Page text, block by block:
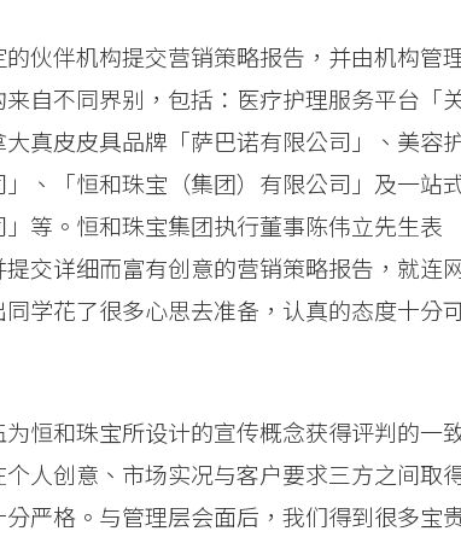
伙伴机构提交营销策略报告，并由机构管
自不同界别，包括：医疗护理服务平台「
真皮皮具品牌「萨巴诺有限公司」、美容
、「恒和珠宝（集团）有限公司」及一站
等。恒和珠宝集团执行董事陈伟立先生表
交详细而富有创意的营销策略报告，就连
学花了很多心思去准备，认真的态度十分
恒和珠宝所设计的宣传概念获得评判的一
人创意、市场实况与客户要求三方之间取
严格。与管理层会面后，我们得到很多宝